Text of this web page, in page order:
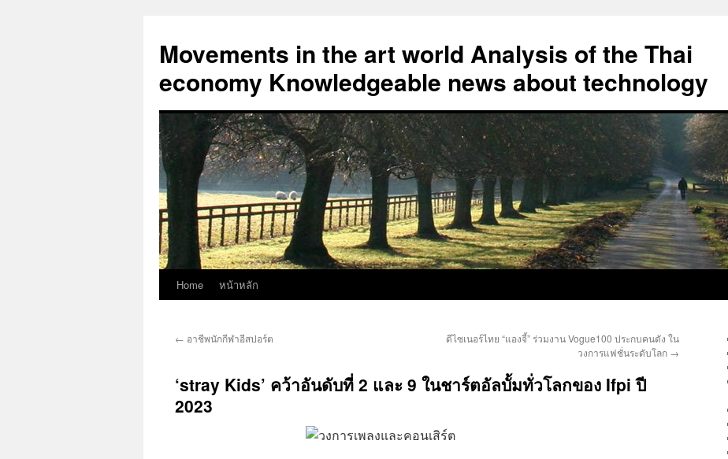
content
Movements in the art world Analysis of the Thai
economy Knowledgeable news about technology
Home หน้าหลัก
← อาชีพนักกีฬาอีสปอร์ต
ดีไซเนอร์ไทย “แองจี้” ร่วมงาน Vogue100 ประกบคนดัง ใน
วงการแฟชั่นระดับโลก →
‘stray Kids’ คว้าอันดับที่ 2 และ 9 ในชาร์ตอัลบั้มทั่วโลกของ Ifpi ปี
2023